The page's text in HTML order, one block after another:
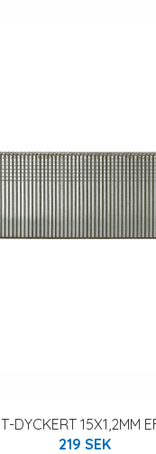
T-DYCKERT 15X1,2MM
219 SEK